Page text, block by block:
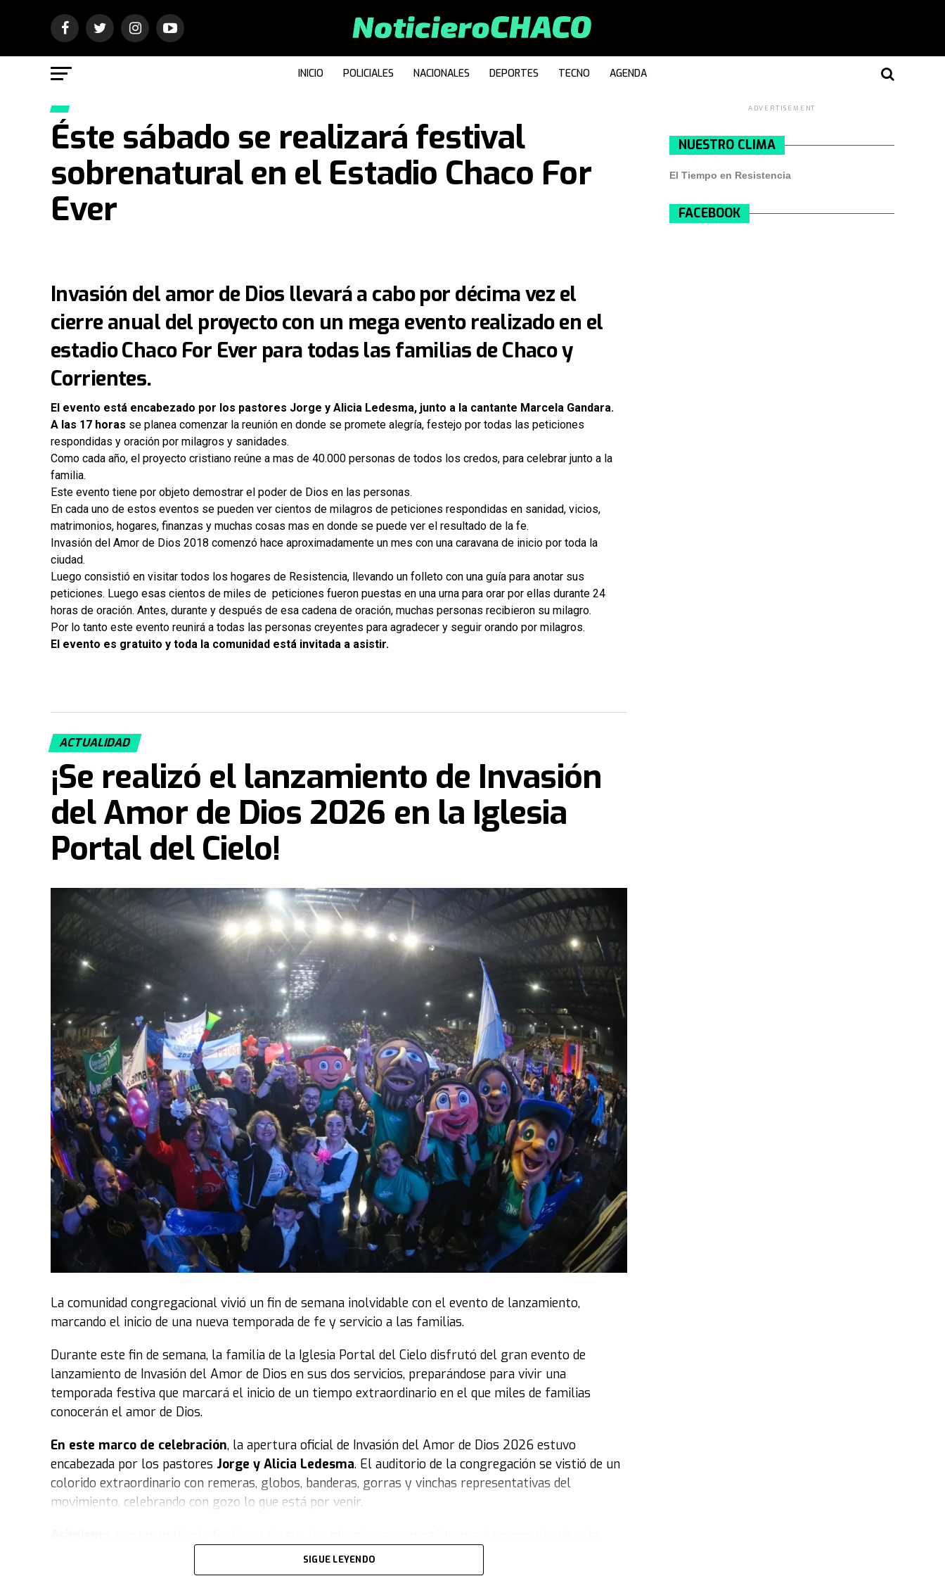
INICIO POLICIALES NACIONALES DEPORTES TECNO AGENDA
Éste sábado se realizará festival
sobrenatural en el Estadio Chaco For
Ever
Invasión del amor de Dios llevará a cabo por décima vez el
cierre anual del proyecto con un mega evento realizado en el
estadio Chaco For Ever para todas las familias de Chaco y
Corrientes.
​El evento está encabezado por los pastores Jorge y Alicia Ledesma, junto a la cantante Marcela Gandara. ​
A las 17 horas se planea comenzar la reunión en donde se promete alegría, festejo por todas las peticiones
respondidas y oración por milagros y sanidades.
Como cada año, el proyecto cristiano reúne a mas de 40.000 personas de todos los credos, para celebrar junto a la
familia.
Este evento tiene por objeto demostrar el poder de Dios en las personas.
En cada uno de estos eventos se pueden ver cientos de milagros de peticiones respondidas en sanidad, vicios,
matrimonios, hogares, finanzas y muchas cosas mas en donde se puede ver el resultado de la fe.
Invasión del Amor de Dios 2018 comenzó hace aproximadamente un mes con una caravana de inicio por toda la
ciudad.
Luego consistió en visitar todos los hogares de Resistencia, llevando un folleto con una guía para anotar sus
peticiones. Luego esas cientos de miles de peticiones fueron puestas en una urna para orar por ellas durante 24
horas de oración. Antes, durante y después de esa cadena de oración, muchas personas recibieron su milagro.
Por lo tanto este evento reunirá a todas las personas creyentes para agradecer y seguir orando por milagros.
El evento es gratuito y toda la comunidad está invitada a asistir.
ACTUALIDAD
¡Se realizó el lanzamiento de Invasión
del Amor de Dios 2026 en la Iglesia
Portal del Cielo!
La comunidad congregacional vivió un fin de semana inolvidable con el evento de lanzamiento,
marcando el inicio de una nueva temporada de fe y servicio a las familias.
Durante este fin de semana, la familia de la Iglesia Portal del Cielo disfrutó del gran evento de
lanzamiento de Invasión del Amor de Dios en sus dos servicios, preparándose para vivir una
temporada festiva que marcará el inicio de un tiempo extraordinario en el que miles de familias
conocerán el amor de Dios.
En este marco de celebración, la apertura oficial de Invasión del Amor de Dios 2026 estuvo
encabezada por los pastores Jorge y Alicia Ledesma. El auditorio de la congregación se vistió de un
colorido extraordinario con remeras, globos, banderas, gorras y vinchas representativas del
movimiento, celebrando con gozo lo que está por venir.
jornada especial. Durante el evento, el público disfrutó de una emotiva obra de teatro sobre la
SIGUE LEYENDO
ADVERTISEMENT
NUESTRO CLIMA
El Tiempo en Resistencia
FACEBOOK